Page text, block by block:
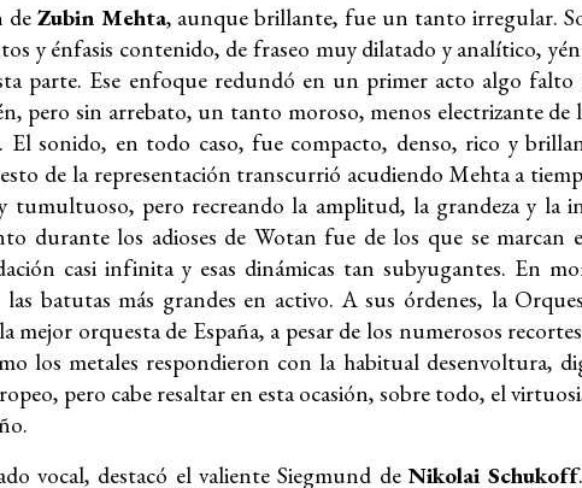
de Zubin Mehta, aunque brillante, fue un tanto irregular.
y énfasis contenido, de fraseo muy dilatado y analítico,
parte. Ese enfoque redundó en un primer acto algo
pero sin arrebato, un tanto moroso, menos electrizante de
El sonido, en todo caso, fue compacto, denso, rico y
de la representación transcurrió acudiendo Mehta a
tumultuoso, pero recreando la amplitud, la grandeza y la
durante los adioses de Wotan fue de los que se marcan
casi infinita y esas dinámicas tan subyugantes. En
batutas más grandes en activo. A sus órdenes, la
mejor orquesta de España, a pesar de los numerosos
los metales respondieron con la habitual desenvoltura,
pero cabe resaltar en esta ocasión, sobre todo, el
vocal, destacó el valiente Siegmund deNikolai Schukoff